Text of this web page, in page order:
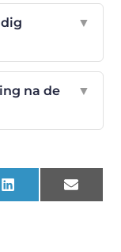
▼
na de
▼
LinkedIn Email